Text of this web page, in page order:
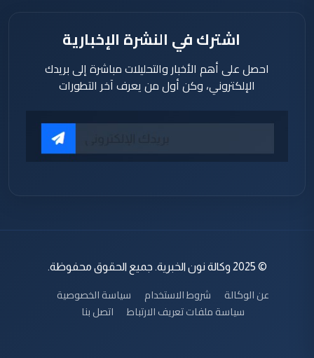
اشترك في النشرة الإخبارية
احصل على أهم الأخبار والتحليلات مباشرة إلى بريدك
الإلكتروني، وكن أول من يعرف آخر التطورات
© 2025 وكالة نون الخبرية. جميع الحقوق محفوظة.
عن الوكالة شروط الاستخدام
سياسة الخصوصية
سياسة ملفات تعريف الارتباط
اتصل بنا